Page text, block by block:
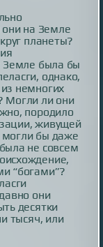
они на Земле
планеты?
Земле была бы
однако,
немногих
Могли ли они
породило
живущей
бы даже
не совсем
“богами”?
они
десятки
тысяч, или